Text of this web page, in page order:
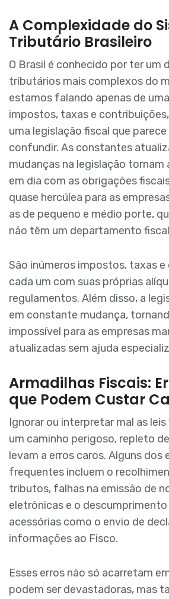
A Complexidade do
Tributário Brasileiro
O Brasil é conhecido por ter um
tributários mais complexos do
estamos falando apenas de
impostos, taxas e
uma legislação fiscal que
confundir. As constantes
mudanças na legislação
em dia com as obrigações
quase hercúlea para as
as de pequeno e médio porte,
não têm um departamento
São inúmeros impostos, taxas
cada um com suas próprias
regulamentos. Além disso, a
em constante mudança,
impossível para as empresas
atualizadas sem ajuda
Armadilhas Fiscais:
que Podem Custar
Ignorar ou interpretar mal as
um caminho perigoso, repleto
levam a erros caros. Alguns dos
frequentes incluem o
tributos, falhas na emissão de
eletrônicas e o
acessórias como o envio de
informações ao Fisco.
Esses erros não só acarretam
podem ser devastadoras, mas